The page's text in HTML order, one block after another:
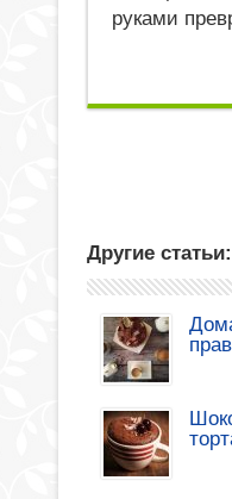
руками
Другие статьи: